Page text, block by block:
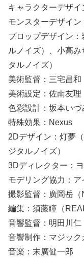
キャラクターデザ
モンスターデザイン
プロップデザイン
ルノイズ）、小高
タルノイズ）
美術監督：三宅昌和
美術設定：佐南友理
色彩設計：坂本いづ
特殊効果：Nexus
2Dデザイン：灯夢
ジタルノイズ）
3Dディレクター：
モデリング協力：ア
撮影監督：廣岡岳（
編集：須藤瞳（
音響監督：明田川仁
音響制作：マジック
音楽：末廣健一郎